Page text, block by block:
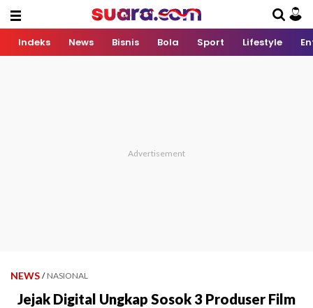
Indeks News Bisnis Bola Sport Lifestyle
NEWS / NASIONAL
Jejak Digital Ungkap Sosok 3 Produser Film